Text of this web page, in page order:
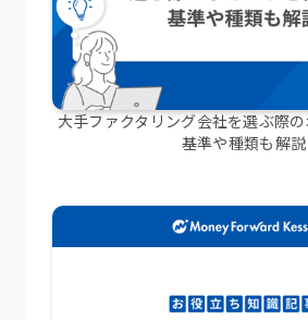
大手ファクタリング会社を選ぶ際
基準や種類も解説